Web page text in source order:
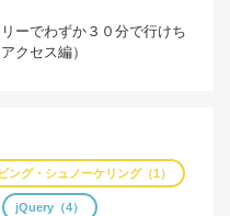
ーでわずか３０分で行けち
クセス編）
ング・シュノーケリング（1）
jQuery（4）